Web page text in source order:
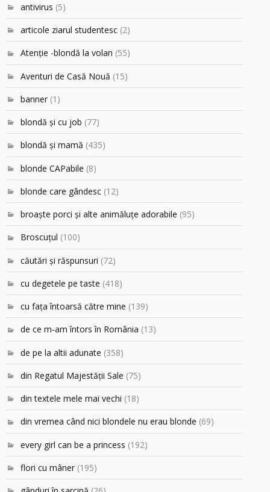
antivirus (5)
articole ziarul studentesc (2)
Atenţie -blondă la volan (55)
Aventuri de Casă Nouă (15)
banner (1)
blondă şi cu job (77)
blondă şi mamă (435)
blonde CAPabile (8)
blonde care gândesc (12)
broaşte porci şi alte animăluţe adorabile (95)
Broscuțul (100)
căutări şi răspunsuri (72)
cu degetele pe taste (418)
cu faţa întoarsă către mine (139)
de ce m-am întors în România (13)
de pe la altii adunate (358)
din Regatul Majestăţii Sale (75)
din textele mele mai vechi (18)
din vremea când nici blondele nu erau blonde (69)
every girl can be a princess (192)
flori cu mâner (195)